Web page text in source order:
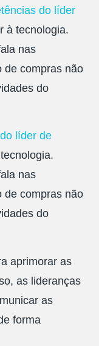
do líder
à tecnologia.
nas
de compras não
do
líder de
nas
de compras não
do
aprimorar as
as lideranças
as
forma